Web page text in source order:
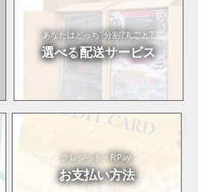
あなたはどっち?分割?丸ごと?
選べる配送サービス
クレジット・RPay
お支払い方法